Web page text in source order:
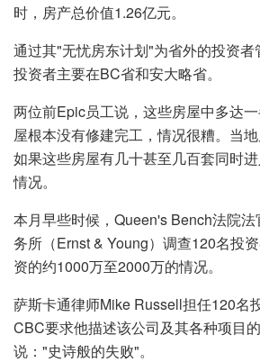
时，房产总价值1.26亿元。
通过其"无忧房东计划"为省外的投资
投资者主要在BC省和安大略省。
两位前Epic员工说，这些房屋中多达
屋根本没有修建完工，情况很糟。当
如果这些房屋有几十甚至几百套同时
情况。
本月早些时候，Queen's Bench法院
务所（Ernst & Young）调查120名投
资的约1000万至2000万的情况。
萨斯卡通律师Mike Russell担任120名
CBC要求他描述该公司及其各种项目
说："史诗般的失败"。